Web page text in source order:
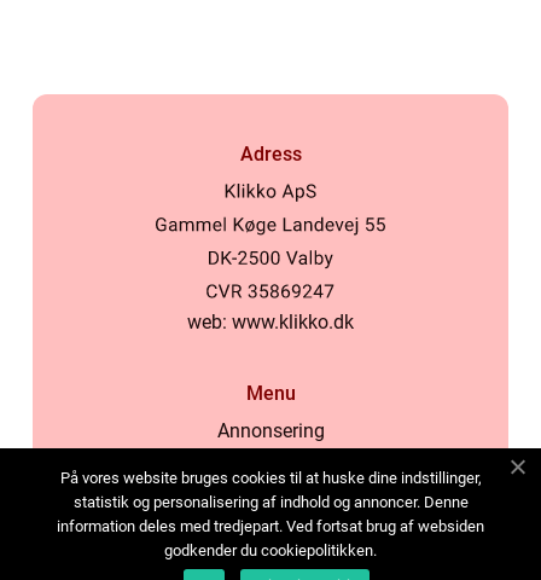
Adress
web: www.klikko.dk
Menu
Annonsering
Cookies
Kontakta oss
Sitemap
På vores website bruges cookies til at huske dine indstillinger,
statistik og personalisering af indhold og annoncer. Denne
information deles med tredjepart. Ved fortsat brug af websiden
godkender du cookiepolitikken.